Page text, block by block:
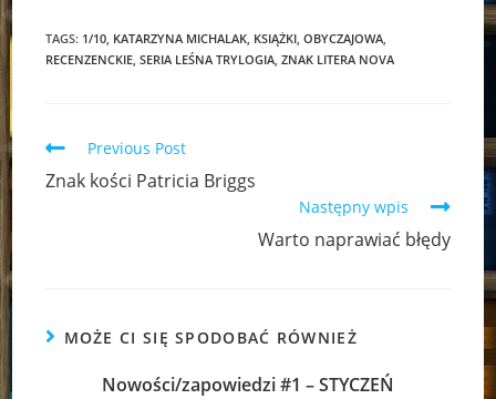
TAGS: 1/10, KATARZYNA MICHALAK, KSIĄŻKI, OBYCZAJOWA,
RECENZENCKIE, SERIA LEŚNA TRYLOGIA, ZNAK LITERA NOVA
Read
more
articles
Previous Post
Znak kości Patricia Briggs
Następny wpis
Warto naprawiać błędy
MOŻE CI SIĘ SPODOBAĆ RÓWNIEŻ
Nowości/zapowiedzi #1 – STYCZEŃ